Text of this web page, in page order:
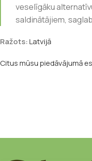
veselīgāku
saldinātājiem,
Ražots:Latvijā
Citus mūsu piedāvājumā